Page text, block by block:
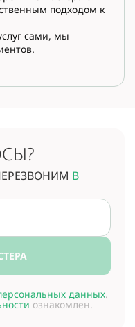
подходом к
сами, мы
В
данных.
ознакомлен.